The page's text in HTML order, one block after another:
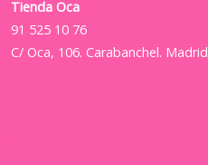
Tienda Oca
91 525 10 76
C/ Oca, 106. Carabanchel. Madrid